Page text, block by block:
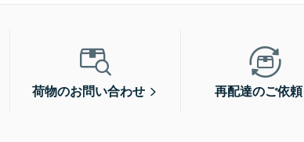
荷物のお問い合わせ 再配達のご依頼